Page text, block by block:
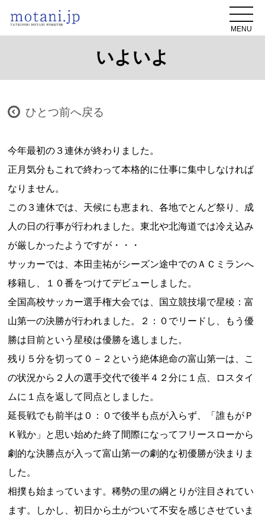
MENU
いよいよ
ひとつ前へ戻る
今年最初の３連休が終わりました。
正月気分もこれで終わって本格的に仕事に集中しなければ
なりません。
この３連休では、天候にも恵まれ、各地でとんど祭り、成
人の日の行事が行われました。東北や北海道では冷え込み
が厳しかったようですが・・・
サッカーでは、本田圭祐がシーズン途中でのＡＣミランへ
移籍し、１０番をつけてデビューしました。
全国高校サッカー選手権大会では、国立競技場で星稜：富
山第一の決勝が行われました。２：０でリードし、もう優
勝は目前という星稜は優勝を逃しました。
残り５分を切って０－２という絶体絶命の富山第一は、こ
の状況から２人の選手交代で後半４２分に１点、ロスタイ
ムに１点を返して同点としました。
延長戦でも前半は０：０で後半も点が入らず、「誰もがＰ
Ｋ戦か」と思い始めた終了間際になってフリースローから
劇的な決勝点が入って富山第一の劇的な初優勝が決まりま
した。
相撲も始まっています。稀勢の里の綱とりが注目されてい
ます。しかし、初日から土がついて不安を感じさせていま